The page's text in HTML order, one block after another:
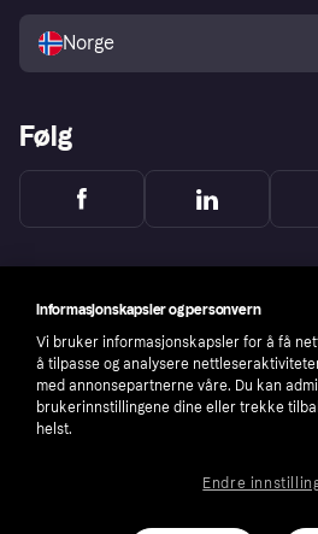
Norge
Følg
Informasjonskapsler og personvern
Vi bruker informasjonskapsler for å få
å tilpasse og analysere
med annonsepartnerne våre. Du kan
brukerinnstillingene dine eller trekke
helst.
Endre